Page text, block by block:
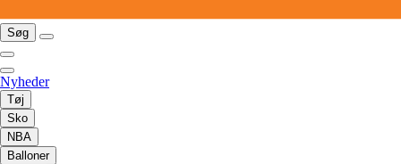
Søg
Nyheder
Tøj
Sko
NBA
Balloner